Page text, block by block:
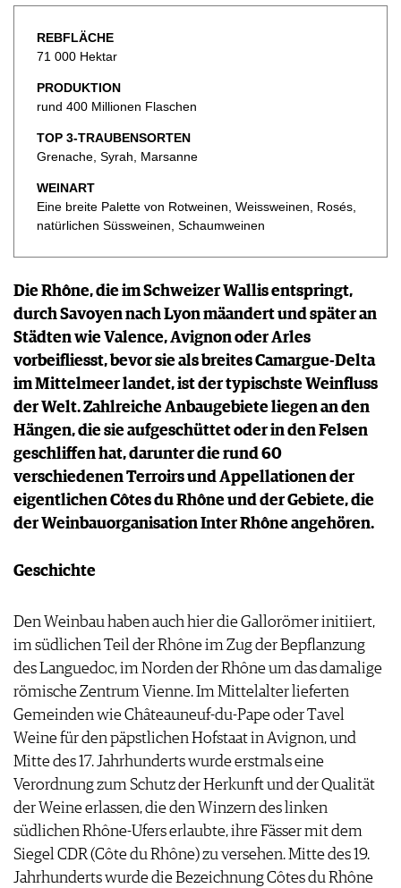
KULINARIK
WINEGUIDES
EXTRAS
ABO
AUSGABE
ARCHIV
APPS
VIDEOS
BILDSTRECKEN
BÜCHER
NEWS
WEINSZENE
VINOPHILES
ANMELDEN
AWARDS
GEWINNSPIELE
VORTEILSWELT
TRINKREIFETABELLE
NEWSLETTER
WINE TRADE CLUB
REDAKTION
JOBS
WERBUNG
PRESSE
IMPRESSUM
AGB & DATENSCHUTZ
FAQ
REBFLÄCHE
71 000 Hektar
PRODUKTION
rund 400 Millionen Flaschen
TOP 3-TRAUBENSORTEN
Grenache, Syrah, Marsanne
WEINART
Eine breite Palette von Rotweinen, Weissweinen, Rosés,
natürlichen Süssweinen, Schaumweinen
Die Rhône, die im Schweizer Wallis entspringt,
durch Savoyen nach Lyon mäandert und später an
Städten wie Valence, Avignon oder Arles
vorbeifliesst, bevor sie als breites Camargue-Delta
im Mittelmeer landet, ist der typischste Weinfluss
der Welt. Zahlreiche Anbaugebiete liegen an den
Hängen, die sie aufgeschüttet oder in den Felsen
geschliffen hat, darunter die rund 60
verschiedenen Terroirs und Appellationen der
eigentlichen Côtes du Rhône und der Gebiete, die
der Weinbauorganisation Inter Rhône angehören.
Geschichte
Den Weinbau haben auch hier die Gallorömer initiiert,
im südlichen Teil der Rhône im Zug der Bepflanzung
des Languedoc, im Norden der Rhône um das damalige
römische Zentrum Vienne. Im Mittelalter lieferten
Gemeinden wie Châteauneuf-du-Pape oder Tavel
Weine für den päpstlichen Hofstaat in Avignon, und
Mitte des 17. Jahrhunderts wurde erstmals eine
Verordnung zum Schutz der Herkunft und der Qualität
der Weine erlassen, die den Winzern des linken
südlichen Rhône-Ufers erlaubte, ihre Fässer mit dem
Siegel CDR (Côte du Rhône) zu versehen. Mitte des 19.
Jahrhunderts wurde die Bezeichnung Côtes du Rhône